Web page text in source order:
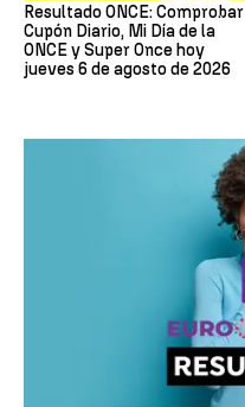
Resultado ONCE: Comprobar
Cupón Diario, Mi Día de la
ONCE y Super Once hoy
jueves 6 de agosto de 2026